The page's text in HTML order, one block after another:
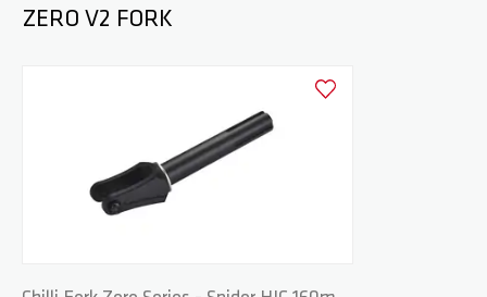
ZERO V2 FORK
Zur Wunschliste hinzufügen